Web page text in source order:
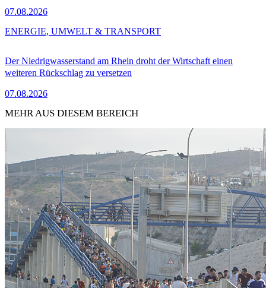
07.08.2026
Der Niedrigwasserstand am Rhein droht der Wirtschaft einen
weiteren Rückschlag zu versetzen
07.08.2026
ENERGIE, UMWELT & TRANSPORT
MEHR AUS DIESEM BEREICH